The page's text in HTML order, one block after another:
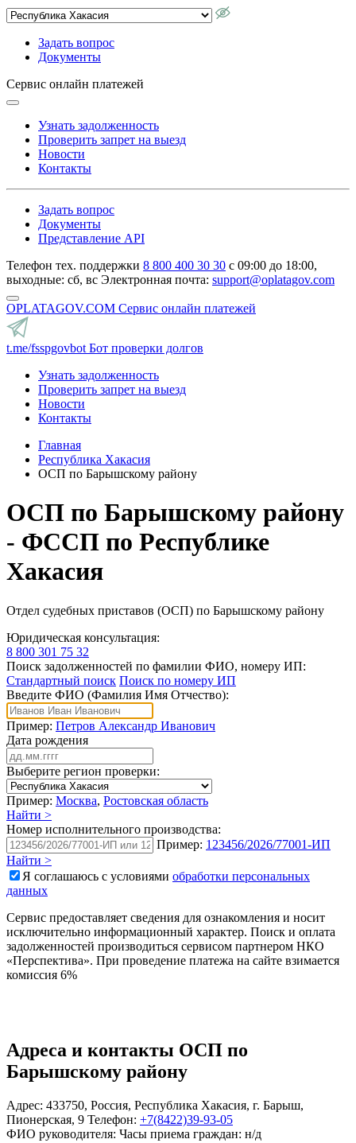
Задать вопрос
Документы
Сервис онлайн платежей
Узнать задолженность
Проверить запрет на выезд
Новости
Контакты
Задать вопрос
Документы
Представление API
Телефон тех. поддержки 8 800 400 30 30 с 09:00 до 18:00,
выходные: сб, вс Электронная почта: support@oplatagov.com
OPLATAGOV.COM Сервис онлайн платежей
t.me/fsspgovbot Бот проверки долгов
Узнать задолженность
Проверить запрет на выезд
Новости
Контакты
Главная
Республика Хакасия
ОСП по Барышскому району
ОСП по Барышскому району
- ФССП по Республике
Хакасия
Отдел судебных приставов (ОСП) по Барышскому району
Юридическая консультация:
8 800 301 75 32
Поиск задолженностей по фамилии ФИО, номеру ИП:
Стандартный поиск Поиск по номеру ИП
Введите ФИО (Фамилия Имя Отчество):
Пример: Петров Александр Иванович
Дата рождения
Выберите регион проверки:
Пример: Москва, Ростовская область
Найти >
Номер исполнительного производства:
Пример: 123456/2026/77001-ИП
Найти >
Я соглашаюсь с условиями обработки персональных
данных
Сервис предоставляет сведения для ознакомления и носит
исключительно информационный характер. Поиск и оплата
задолженностей производиться сервисом партнером НКО
«Перспектива». При проведение платежа на сайте взимается
комиссия 6%
Адреса и контакты ОСП по
Барышскому району
Адрес: 433750, Россия, Республика Хакасия, г. Барыш,
Пионерская, 9 Телефон: +7(8422)39-93-05
ФИО руководителя: Часы приема граждан: н/д